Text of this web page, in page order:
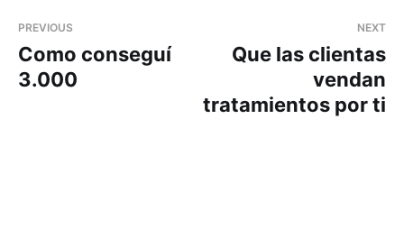
PREVIOUS
Como conseguí
3.000
NEXT
Que las clientas
vendan
tratamientos por ti